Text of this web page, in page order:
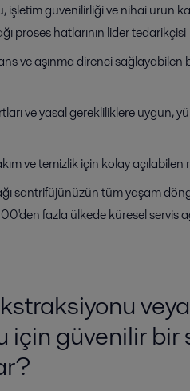
işletim güvenilirliği ve nihai ürün
proses hatlarının lider tedarikçisi
ve aşınma direnci sağlayabilen
ve yasal gerekliliklere uygun,
ve temizlik için kolay
santrifüjünüzün tüm yaşam
fazla ülkede küresel servis
için güvenilir bir